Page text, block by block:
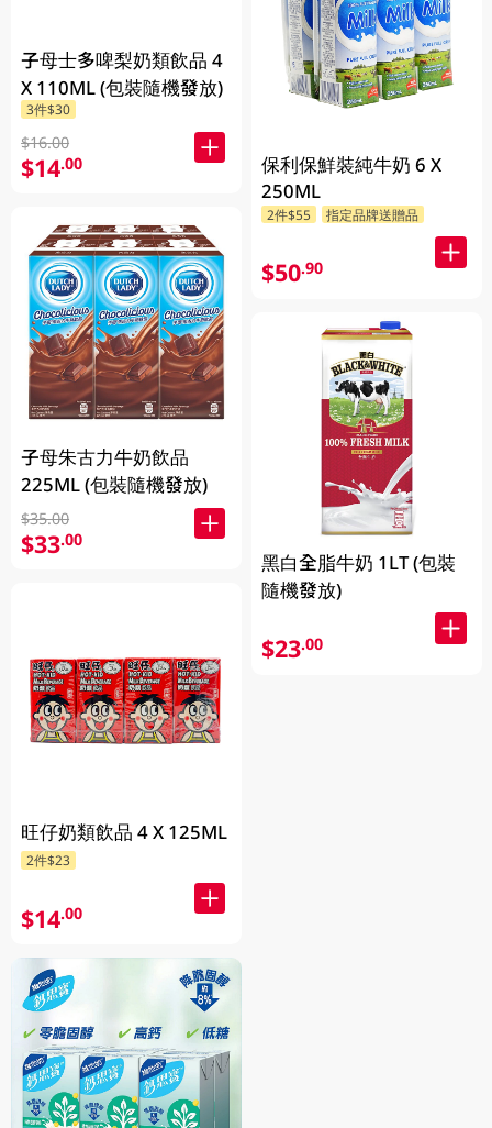
子母士多啤梨奶類飲品 4
X 110ML (包裝隨機發放)
3件$30
$16.00
$14.00
子母朱古力牛奶飲品
225ML (包裝隨機發放)
$35.00
$33.00
旺仔奶類飲品 4 X 125ML
2件$23
$14.00
保利保鮮裝純牛奶 6 X
250ML
2件$55 指定品牌送贈品
$50.90
黑白全脂牛奶 1LT (包裝
隨機發放)
$23.00